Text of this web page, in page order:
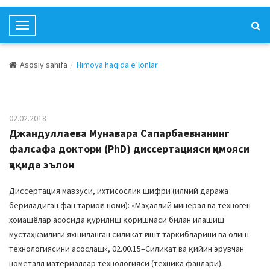
T
o
g
N
a
a
t
i
o
n
Asosiy sahifa Himoya haqida e’lonlar
02.02.2018
Джандуллаева Мунавара Сапарбаевнанинг
фалсафа доктори (PhD) диссертацияси ҳимояси
ҳақида эълон
Диссертация мавзуси, ихтисослик шифри (илмий даража
бериладиган фан тармоғи номи): «Маҳаллий минерал ва техноген
хомашёлар асосида қурилиш қоришмаси билан илашиш
мустаҳкамлиги яхшиланган силикат ғишт таркибларини ва олиш
технологиясини асослаш», 02.00.15–Силикат ва қийин эрувчан
нометалл материаллар технологияси (техника фанлари).